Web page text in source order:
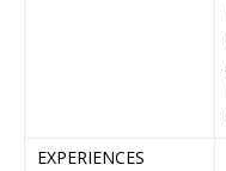
EXPERIENCES